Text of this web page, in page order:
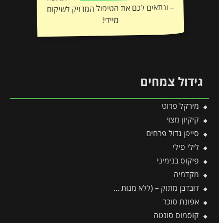
מיידי!
גידול צמחים
מירקל פרוט
קיקיון מצוי
סייפן גדול פרחים
לילי פילי
פיקוס בנימיני
מקדמיה
דובדבן מתוק – (ללא מנות קור)
אפונת סוכר
קוסמוס סונטה